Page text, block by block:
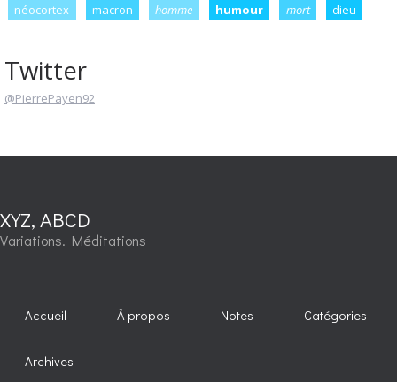
néocortex
macron homme humour mort dieu
Twitter
@PierrePayen92
XYZ, ABCD
Variations. Méditations
Accueil À propos Notes Catégories
Archives